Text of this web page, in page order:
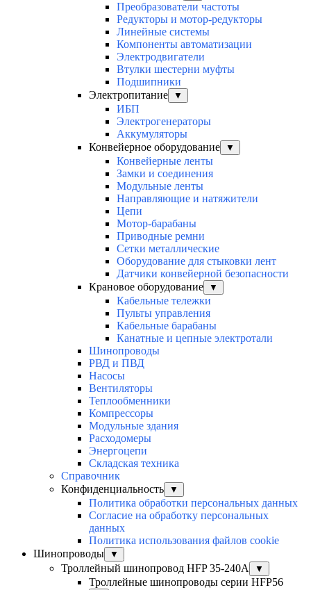
Преобразователи частоты
Редукторы и мотор-редукторы
Линейные системы
Компоненты автоматизации
Электродвигатели
Втулки шестерни муфты
Подшипники
Электропитание
▼
ИБП
Электрогенераторы
Аккумуляторы
Конвейерное оборудование
▼
Конвейерные ленты
Замки и соединения
Модульные ленты
Направляющие и натяжители
Цепи
Мотор-барабаны
Приводные ремни
Сетки металлические
Оборудование для стыковки лент
Датчики конвейерной безопасности
Крановое оборудование
▼
Кабельные тележки
Пульты управления
Кабельные барабаны
Канатные и цепные электротали
Шинопроводы
РВД и ПВД
Насосы
Вентиляторы
Теплообменники
Компрессоры
Модульные здания
Расходомеры
Энергоцепи
Складская техника
Справочник
Конфиденциальность
▼
Политика обработки персональных данных
Согласие на обработку персональных
данных
Политика использования файлов cookie
Шинопроводы
▼
Троллейный шинопровод HFP 35-240А ▼
Троллейные шинопроводы серии HFP56